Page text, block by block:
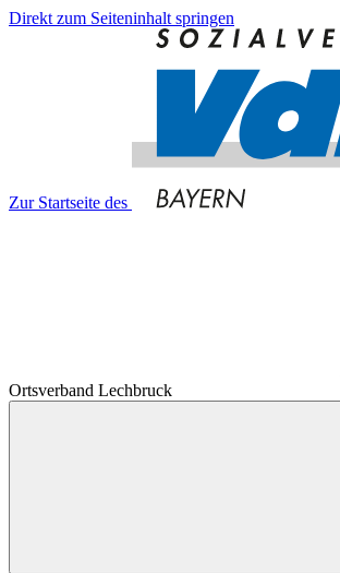
Direkt zum Seiteninhalt springen
Zur Startseite des
Ortsverband Lechbruck